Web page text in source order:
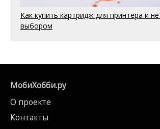
Как купить картридж для принтера и
выбором
МобиХобби.ру
О проекте
Контакты